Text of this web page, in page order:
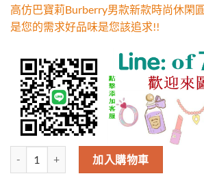
分
高仿巴寶莉Burberry男款新款時尚休閑
是您的需求好品味是您該追求!!
高仿巴寶莉Burberry男款新款時尚休閑圓領
加入購物車